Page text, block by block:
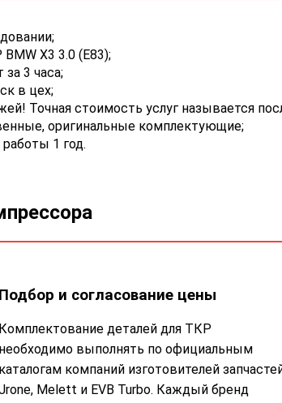
X3 3.0 (E83);
3 часа;
в цех;
Точная стоимость услуг называется
оригинальные комплектующие;
1 год.
Подбор и согласование цены
Комплектование деталей для ТКР
необходимо выполнять по официальным
каталогам компаний изготовителей
Melett и EVB Turbo. Каждый бренд